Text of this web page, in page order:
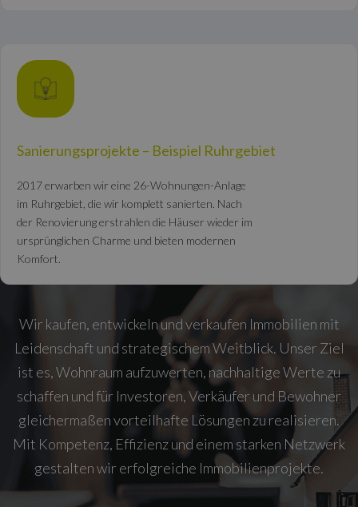
Sanierungsprojekte – Beispiel Ruhrgebiet
2017 erwarben wir eine 26-Wohnungen-Anlage
im Ruhrgebiet, die wir komplett sanierten. Nach
der Renovierung erstrahlen die Häuser wieder im
ursprünglichen Charme und bieten modernen
Komfort.
Wir kaufen, entwickeln und verkaufen Immobilien mit
Leidenschaft und strategischem Weitblick. Unser Ziel
ist es, Wohnraum aufzuwerten, nachhaltige Werte zu
schaffen und für Investoren, Verkäufer und Bewohner
gleichermaßen vorteilhafte Lösungen zu realisieren.
Mit Kompetenz, Effizienz und einem starken Netzwerk
gestalten wir erfolgreiche Immobilienprojekte.